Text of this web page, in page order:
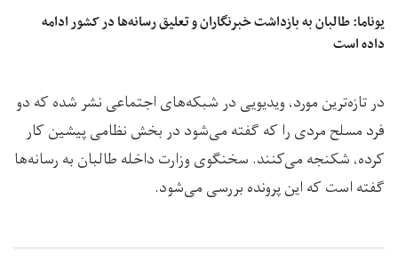
یوناما: طالبان به بازداشت خبرنگاران و تعلیق رسانه‌ها در کشور ادامه
داده است
در تازه‌ترین مورد، ویدیویی در شبکه‌های اجتماعی نشر شده که دو
فرد مسلح مردی را که گفته می‌شود در بخش نظامی پیشین کار
کرده، شکنجه می‌کنند. سخنگوی وزارت داخله طالبان به رسانه‌ها
گفته است که این پرونده بررسی می‌شود.